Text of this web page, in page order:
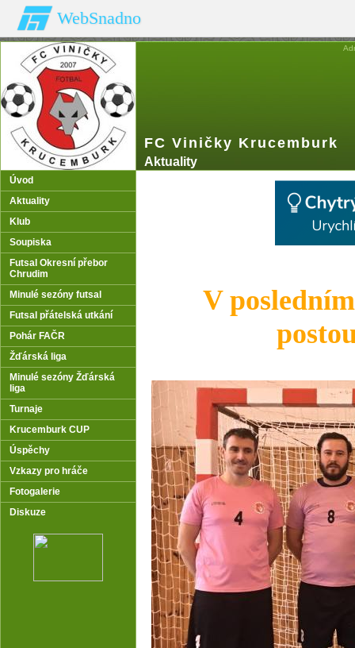
WebSnadno
FC Viničky Krucemburk
Aktuality
Úvod
Aktuality
Klub
Soupiska
Futsal Okresní přebor
Chrudim
Minulé sezóny futsal
Futsal přátelská utkání
Pohár FAČR
Žďárská liga
Minulé sezóny Žďárská
liga
Turnaje
Krucemburk CUP
Úspěchy
Vzkazy pro hráče
Fotogalerie
Diskuze
V